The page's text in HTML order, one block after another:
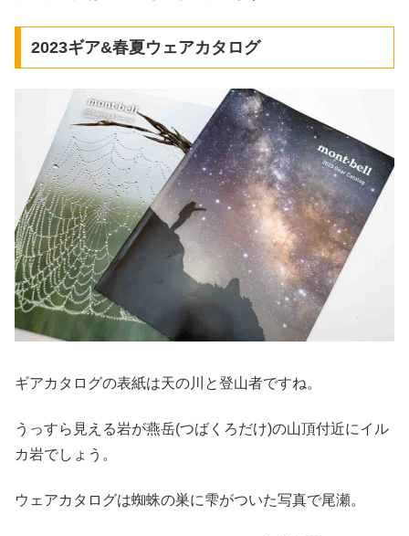
2023ギア&春夏ウェアカタログ
ギアカタログの表紙は天の川と登山者ですね。
うっすら見える岩が燕岳(つばくろだけ)の山頂付近にイル
カ岩でしょう。
ウェアカタログは蜘蛛の巣に雫がついた写真で尾瀬。